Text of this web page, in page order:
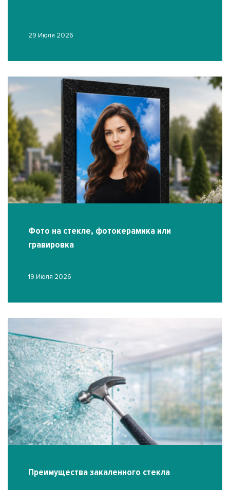
29 Июля 2026
Фото на стекле, фотокерамика или
гравировка
19 Июля 2026
Преимущества закаленного стекла